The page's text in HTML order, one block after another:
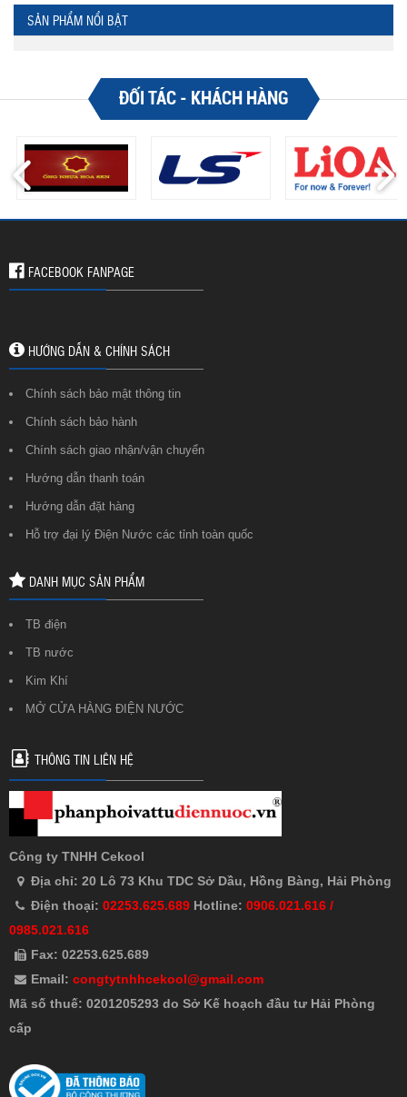
SẢN PHẨM NỔI BẬT
ĐỐI TÁC - KHÁCH HÀNG
FACEBOOK FANPAGE
HƯỚNG DẪN & CHÍNH SÁCH
Chính sách bảo mật thông tin
Chính sách bảo hành
Chính sách giao nhận/vận chuyển
Hướng dẫn thanh toán
Hướng dẫn đặt hàng
Hỗ trợ đại lý Điện Nước các tỉnh toàn quốc
DANH MỤC SẢN PHẨM
TB điện
TB nước
Kim Khí
MỞ CỬA HÀNG ĐIỆN NƯỚC
THÔNG TIN LIÊN HỆ
Công ty TNHH Cekool
Địa chỉ: 20 Lô 73 Khu TDC Sở Dầu, Hồng Bàng, Hải Phòng
Điện thoại: 02253.625.689 Hotline: 0906.021.616 /
0985.021.616
Fax: 02253.625.689
Email: congtytnhhcekool@gmail.com
Mã số thuế: 0201205293 do Sở Kế hoạch đầu tư Hải Phòng
cấp